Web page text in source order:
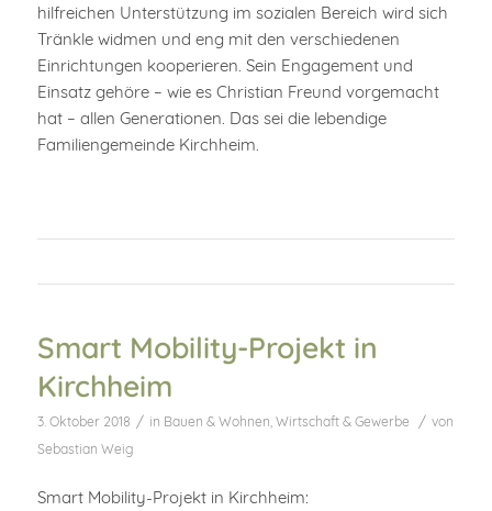
hilfreichen Unterstützung im sozialen Bereich wird sich
Tränkle widmen und eng mit den verschiedenen
Einrichtungen kooperieren. Sein Engagement und
Einsatz gehöre – wie es Christian Freund vorgemacht
hat – allen Generationen. Das sei die lebendige
Familiengemeinde Kirchheim.
Smart Mobility-Projekt in
Kirchheim
3. Oktober 2018 / in Bauen & Wohnen Wirtschaft & Gewerbe / von
Sebastian Weig
Smart Mobility-Projekt in Kirchheim: